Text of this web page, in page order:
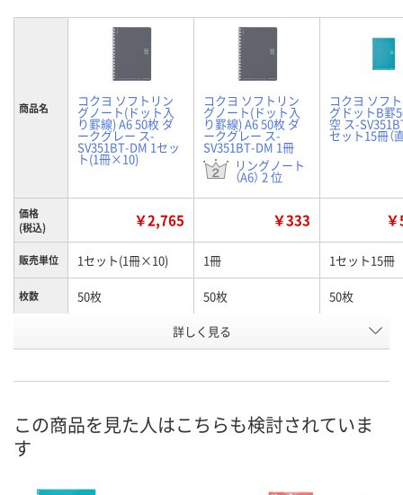
商品名 コクヨ ソフトリン
グノート(ドット入
り罫線) A6 50枚 ダ
ークグレー ス-
SV351BT-DM 1セッ
ト(1冊×10)
コクヨ ソフトリン
グノート(ドット入
り罫線) A6 50枚 ダ
ークグレー ス-
SV351BT-DM 1冊
リングノート
（A6） 2 位
コクヨ ソフ
グドットB罫
空 ス-
セット15冊（
価格
(税込)
￥2,765 ￥333
販売単位 1セット(1冊×10) 1冊 1セット15冊
枚数 50枚 50枚 50枚
ダークグレー ライトブルー
号
詳しく見る
この商品を見た人はこちらも検討されていま
す